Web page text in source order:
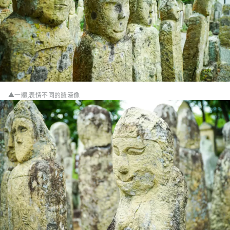
▲一體,表情不同的羅漢像